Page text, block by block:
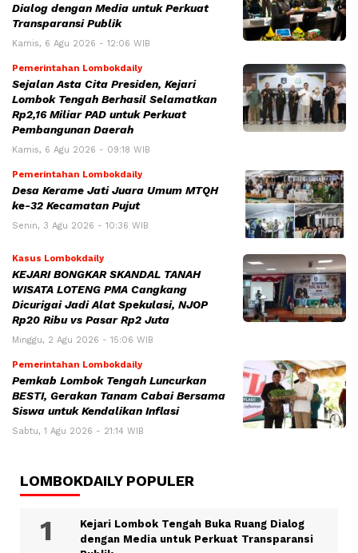
Dialog dengan Media untuk Perkuat
Transparansi Publik
Kamis, 6 Agu 2026 - 12:06 WIB
Pemerintahan Lombokdaily
Sejalan Asta Cita Presiden, Kejari
Lombok Tengah Berhasil Selamatkan
Rp2,16 Miliar PAD untuk Perkuat
Pembangunan Daerah
Kamis, 6 Agu 2026 - 09:18 WIB
Pemerintahan Lombokdaily
Desa Kerame Jati Juara Umum MTQH
ke-32 Kecamatan Pujut
Senin, 3 Agu 2026 - 10:36 WIB
Kasus Lombokdaily
KEJARI BONGKAR SKANDAL TANAH
WISATA LOTENG PMA Cangkang
Dicurigai Jadi Alat Spekulasi, NJOP
Rp20 Ribu vs Pasar Rp2 Juta
Minggu, 2 Agu 2026 - 15:06 WIB
Pemerintahan Lombokdaily
Pemkab Lombok Tengah Luncurkan
BESTI, Gerakan Tanam Cabai Bersama
Siswa untuk Kendalikan Inflasi
Sabtu, 1 Agu 2026 - 21:14 WIB
LOMBOKDAILY POPULER
Kejari Lombok Tengah Buka Ruang Dialog
dengan Media untuk Perkuat Transparansi